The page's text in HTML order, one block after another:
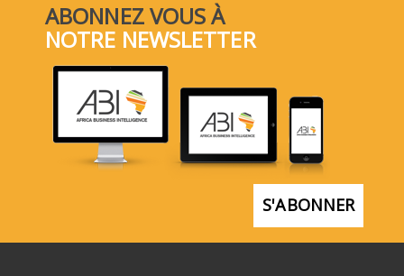
ABONNEZ VOUS À
NOTRE NEWSLETTER
S'ABONNER